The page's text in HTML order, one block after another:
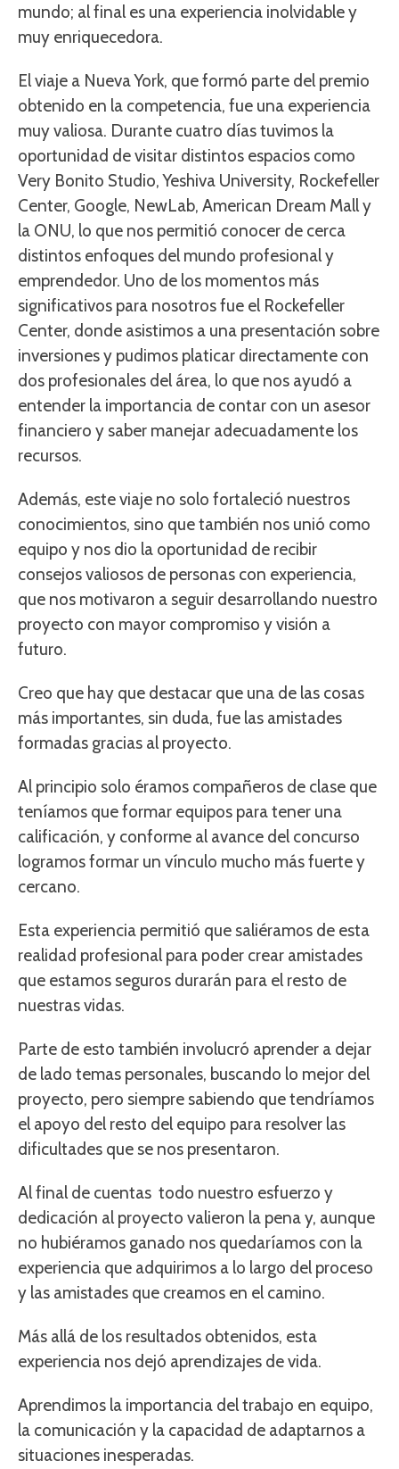
mundo; al final es una experiencia inolvidable y
muy enriquecedora.
El viaje a Nueva York, que formó parte del premio
obtenido en la competencia, fue una experiencia
muy valiosa. Durante cuatro días tuvimos la
oportunidad de visitar distintos espacios como
Very Bonito Studio, Yeshiva University, Rockefeller
Center, Google, NewLab, American Dream Mall y
la ONU, lo que nos permitió conocer de cerca
distintos enfoques del mundo profesional y
emprendedor. Uno de los momentos más
significativos para nosotros fue el Rockefeller
Center, donde asistimos a una presentación sobre
inversiones y pudimos platicar directamente con
dos profesionales del área, lo que nos ayudó a
entender la importancia de contar con un asesor
financiero y saber manejar adecuadamente los
recursos.
Además, este viaje no solo fortaleció nuestros
conocimientos, sino que también nos unió como
equipo y nos dio la oportunidad de recibir
consejos valiosos de personas con experiencia,
que nos motivaron a seguir desarrollando nuestro
proyecto con mayor compromiso y visión a
futuro.
Creo que hay que destacar que una de las cosas
más importantes, sin duda, fue las amistades
formadas gracias al proyecto.
Al principio solo éramos compañeros de clase que
teníamos que formar equipos para tener una
calificación, y conforme al avance del concurso
logramos formar un vínculo mucho más fuerte y
cercano.
Esta experiencia permitió que saliéramos de esta
realidad profesional para poder crear amistades
que estamos seguros durarán para el resto de
nuestras vidas.
Parte de esto también involucró aprender a dejar
de lado temas personales, buscando lo mejor del
proyecto, pero siempre sabiendo que tendríamos
el apoyo del resto del equipo para resolver las
dificultades que se nos presentaron.
Al final de cuentas todo nuestro esfuerzo y
dedicación al proyecto valieron la pena y, aunque
no hubiéramos ganado nos quedaríamos con la
experiencia que adquirimos a lo largo del proceso
y las amistades que creamos en el camino.
Más allá de los resultados obtenidos, esta
experiencia nos dejó aprendizajes de vida.
Aprendimos la importancia del trabajo en equipo,
la comunicación y la capacidad de adaptarnos a
situaciones inesperadas.